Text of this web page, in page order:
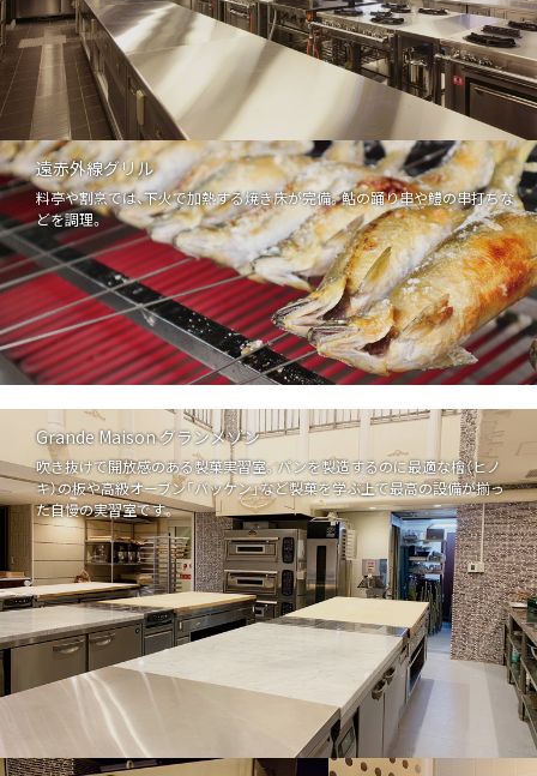
遠赤外線グリル
料亭や割烹では、下火で加熱する焼き床が完備。鮎の踊り串や鱧の串打ちな
どを調理。
Grande Maison グランメゾン
吹き抜けで開放感のある製菓実習室。パンを製造するのに最適な檜（ヒノ
キ）の板や高級オーブン「バッケン」など製菓を学ぶ上で最高の設備が揃っ
た自慢の実習室です。